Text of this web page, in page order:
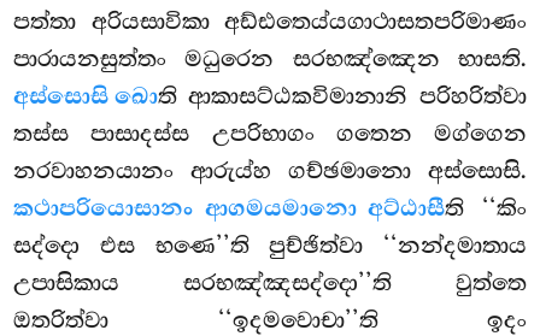
පත්තා අරියසාවිකා අඩ්ඪතෙය්යගාථාසතපරිමාණං
පාරායනසුත්තං මධුරෙන සරභඤ්ඤෙන භාසති.
අස්සොසි ඛොති ආකාසට්ඨකවිමානානි පරිහරිත්වා
තස්ස පාසාදස්ස උපරිභාගං ගතෙන මග්ගෙන
නරවාහනයානං ආරුය්හ ගච්ඡමානො අස්සොසි.
කථාපරියොසානං ආගමයමානො අට්ඨාසීති ‘‘කිං
සද්දො එස භණෙ’’ති පුච්ඡිත්වා ‘‘නන්දමාතාය
උපාසිකාය සරභඤ්ඤසද්දො’’ති වුත්තෙ
ඔතරිත්වා ‘‘ඉදමවොචා’’ති ඉදං